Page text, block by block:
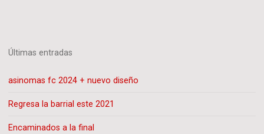
Últimas entradas
asinomas fc 2024 + nuevo diseño
Regresa la barrial este 2021
Encaminados a la final